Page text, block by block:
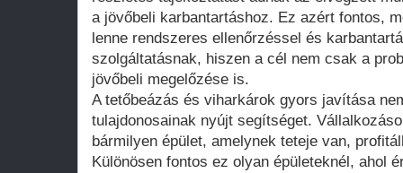
a jövőbeli karbantartáshoz. Ez azért fontos,
lenne rendszeres ellenőrzéssel és
szolgáltatásnak, hiszen a cél nem csak a
jövőbeli megelőzése is.
A tetőbeázás és viharkárok gyors javítása
tulajdonosainak nyújt segítséget.
bármilyen épület, amelynek teteje van,
Különösen fontos ez olyan épületeknél, ahol